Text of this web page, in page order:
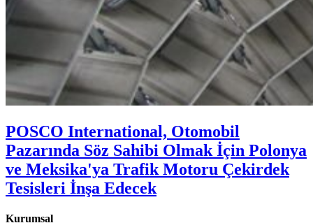
POSCO International, Otomobil
Pazarında Söz Sahibi Olmak İçin Polonya
ve Meksika'ya Trafik Motoru Çekirdek
Tesisleri İnşa Edecek
Kurumsal